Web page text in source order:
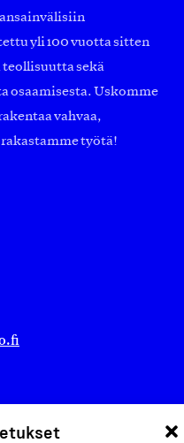
yli 100 vuotta sitten
teollisuutta sekä
osaamisesta. Uskomme
vahvaa,
työtä!